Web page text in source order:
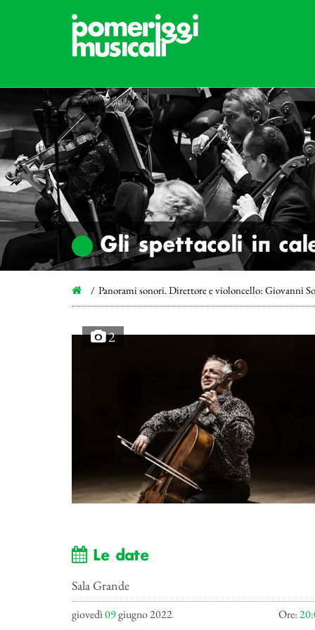
Gli spettacoli in
Panorami sonori. Direttore e violoncello: Giovanni
2
Le date
Sala Grande
giovedì09giugno 2022 Ore: